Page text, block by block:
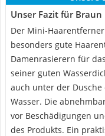
Unser Fazit für Braun
Der Mini-
besonders gute
Damenrasierern für
seiner guten
auch unter der
Wasser. Die
vor Beschädigungen
des Produkts. Ein